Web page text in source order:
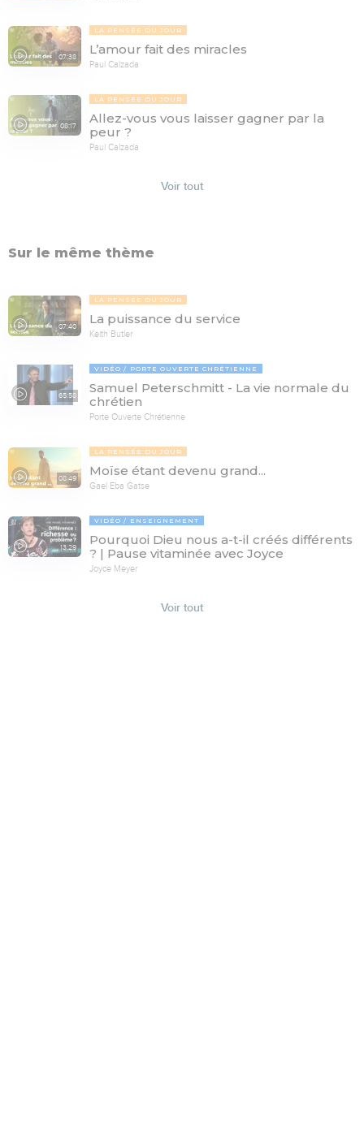
07:38
LA PENSÉE DU JOUR
L’amour fait des miracles
Paul Calzada
08:17
LA PENSÉE DU JOUR
Allez-vous vous laisser gagner par la
peur ?
Paul Calzada
Voir tout
Sur le même thème
07:40
LA PENSÉE DU JOUR
La puissance du service
Keith Butler
65:58
VIDÉO PORTE OUVERTE CHRÉTIENNE
Samuel Peterschmitt - La vie normale du
chrétien
Porte Ouverte Chrétienne
08:49
LA PENSÉE DU JOUR
Moïse étant devenu grand...
Gael Eba Gatse
13:29
VIDÉO ENSEIGNEMENT
Pourquoi Dieu nous a-t-il créés différents
? | Pause vitaminée avec Joyce
Joyce Meyer
Voir tout